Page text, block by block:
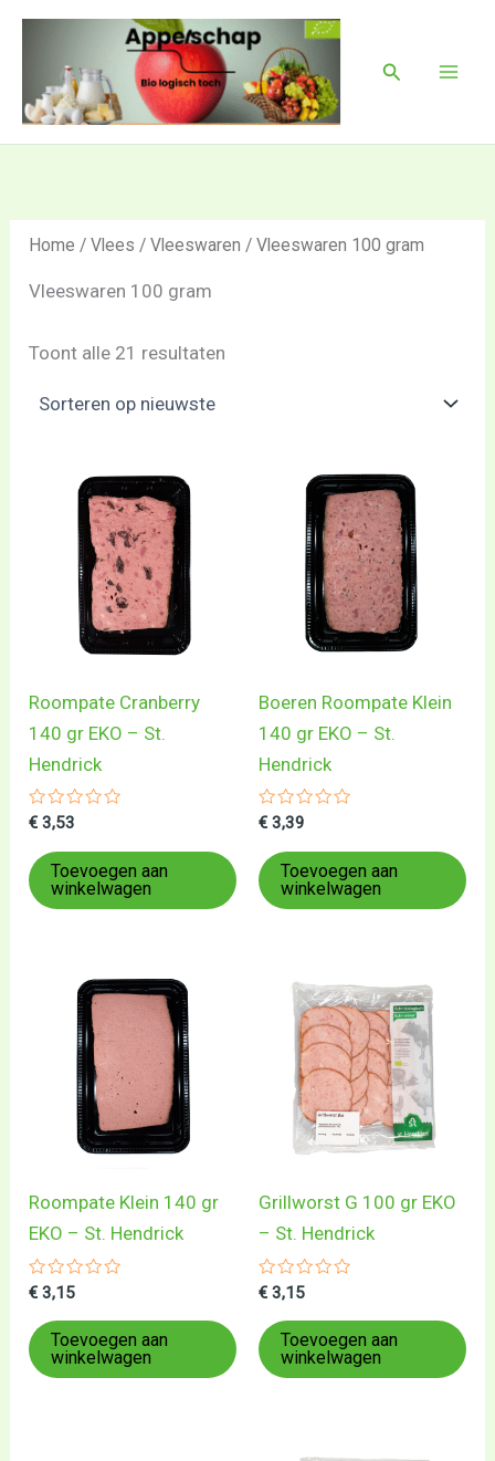
inhoud
Zoeken
Home /Vlees /Vleeswaren / Vleeswaren 100 gram
Vleeswaren 100 gram
Toont alle 21 resultaten
op
nieuwste
Roompate Cranberry
140 gr EKO – St.
Hendrick
Gewaardeerd
uit
5
€ 3,53
Toevoegen aan
winkelwagen
Boeren Roompate Klein
140 gr EKO – St.
Hendrick
Gewaardeerd
uit
5
€ 3,39
Toevoegen aan
winkelwagen
Roompate Klein 140 gr
EKO – St. Hendrick
Gewaardeerd
uit
5
€ 3,15
Toevoegen aan
winkelwagen
Grillworst G 100 gr EKO
– St. Hendrick
Gewaardeerd
uit
5
€ 3,15
Toevoegen aan
winkelwagen